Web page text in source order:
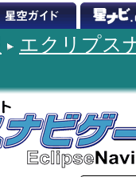
エクリプス